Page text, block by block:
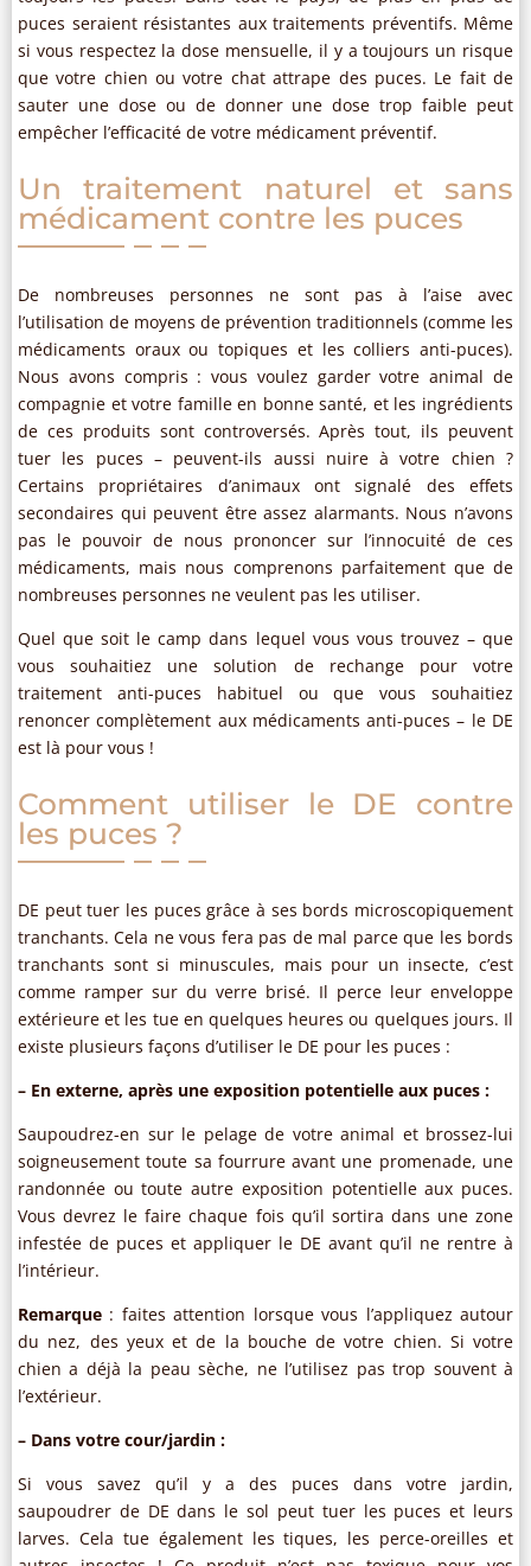
puces seraient résistantes aux traitements préventifs. Même
si vous respectez la dose mensuelle, il y a toujours un risque
que votre chien ou votre chat attrape des puces. Le fait de
sauter une dose ou de donner une dose trop faible peut
empêcher l’efficacité de votre médicament préventif.
Un traitement naturel et sans
médicament contre les puces
De nombreuses personnes ne sont pas à l’aise avec
l’utilisation de moyens de prévention traditionnels (comme les
médicaments oraux ou topiques et les colliers anti-puces).
Nous avons compris : vous voulez garder votre animal de
compagnie et votre famille en bonne santé, et les ingrédients
de ces produits sont controversés. Après tout, ils peuvent
tuer les puces – peuvent-ils aussi nuire à votre chien ?
Certains propriétaires d’animaux ont signalé des effets
secondaires qui peuvent être assez alarmants. Nous n’avons
pas le pouvoir de nous prononcer sur l’innocuité de ces
médicaments, mais nous comprenons parfaitement que de
nombreuses personnes ne veulent pas les utiliser.
Quel que soit le camp dans lequel vous vous trouvez – que
vous souhaitiez une solution de rechange pour votre
traitement anti-puces habituel ou que vous souhaitiez
renoncer complètement aux médicaments anti-puces – le DE
est là pour vous !
Comment utiliser le DE contre
les puces ?
DE peut tuer les puces grâce à ses bords microscopiquement
tranchants. Cela ne vous fera pas de mal parce que les bords
tranchants sont si minuscules, mais pour un insecte, c’est
comme ramper sur du verre brisé. Il perce leur enveloppe
extérieure et les tue en quelques heures ou quelques jours. Il
existe plusieurs façons d’utiliser le DE pour les puces :
– En externe, après une exposition potentielle aux puces :
Saupoudrez-en sur le pelage de votre animal et brossez-lui
soigneusement toute sa fourrure avant une promenade, une
randonnée ou toute autre exposition potentielle aux puces.
Vous devrez le faire chaque fois qu’il sortira dans une zone
infestée de puces et appliquer le DE avant qu’il ne rentre à
l’intérieur.
Remarque : faites attention lorsque vous l’appliquez autour
du nez, des yeux et de la bouche de votre chien. Si votre
chien a déjà la peau sèche, ne l’utilisez pas trop souvent à
l’extérieur.
– Dans votre cour/jardin :
Si vous savez qu’il y a des puces dans votre jardin,
saupoudrer de DE dans le sol peut tuer les puces et leurs
larves. Cela tue également les tiques, les perce-oreilles et